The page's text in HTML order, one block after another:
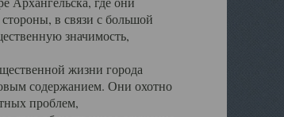
в связи с большой
значимость,
жизни города
содержанием. Они охотно
проблем,